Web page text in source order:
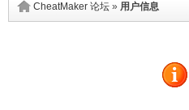
CheatMaker 论坛 » 用户信息